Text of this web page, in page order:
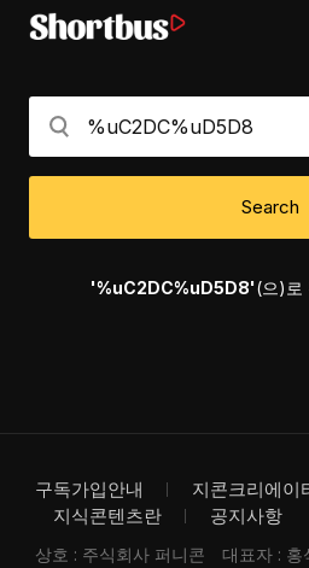
Search
'%uC2DC%uD5D8'(으)로
구독가입안내
지콘크리에이
지식콘텐츠란
공지사항
상호 : 주식회사 퍼니콘
대표자 : 홍